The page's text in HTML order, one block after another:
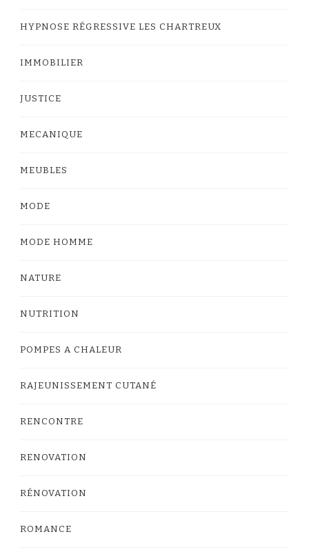
HYPNOSE RÉGRESSIVE LES CHARTREUX
IMMOBILIER
JUSTICE
MECANIQUE
MEUBLES
MODE
MODE HOMME
NATURE
NUTRITION
POMPES A CHALEUR
RAJEUNISSEMENT CUTANÉ
RENCONTRE
RENOVATION
RÉNOVATION
ROMANCE